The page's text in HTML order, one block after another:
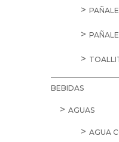
BEBIDAS
AGUAS
AGUA